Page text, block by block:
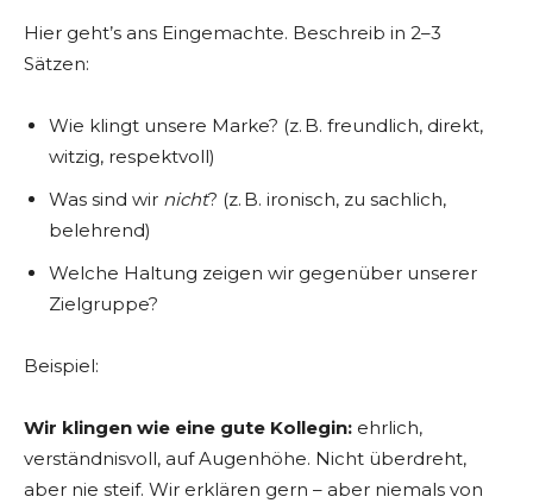
Hier geht’s ans Eingemachte. Beschreib in 2–3
Sätzen:
Wie klingt unsere Marke? (z. B. freundlich, direkt,
witzig, respektvoll)
Was sind wir nicht? (z. B. ironisch, zu sachlich,
belehrend)
Welche Haltung zeigen wir gegenüber unserer
Zielgruppe?
Beispiel:
Wir klingen wie eine gute Kollegin: ehrlich,
verständnisvoll, auf Augenhöhe. Nicht überdreht,
aber nie steif. Wir erklären gern – aber niemals von